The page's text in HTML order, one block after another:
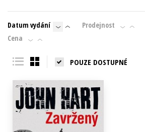
Datum vydání Prodejnost
Cena
POUZE DOSTUPNÉ